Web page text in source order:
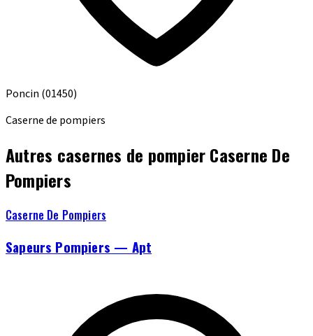
Poncin (01450)
Caserne de pompiers
Autres casernes de pompier Caserne De
Pompiers
Caserne De Pompiers
Sapeurs Pompiers — Apt